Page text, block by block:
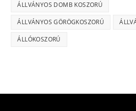
ÁLLVÁNYOS DOMB KOSZORÚ
ÁLLVÁNYOS GÖRÖGKOSZORÚ
ÁLLÓKOSZORÚ